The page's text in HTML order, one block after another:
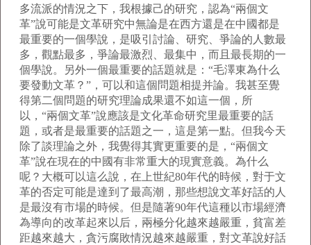
多流派的情況之下，我根據己的研究，認為“兩個文
革”說可能是文革研究中無論是在西方還是在中國都是
最重要的一個學說，是吸引討論、研究、爭論的人數最
多，觀點最多，爭論最激烈、最集中，而且最長期的一
個學說。另外一個最重要的話題就是：“毛澤東為什么
要發動文革？”，可以和這個問題相提并論。我甚至覺
得第二個問題的研究理論成果還不如這一個，所
以，“兩個文革”說應該是文化革命研究里最重要的話
題，或者是最重要的話題之一，這是第一點。但我今天
除了談理論之外，我覺得其實更重要的是，“兩個文
革”說在現在的中國有非常重大的現實意義。為什么
呢？大概可以這么說，在上世紀80年代的時候，對于文
革的否定可能是達到了最高潮，那些想說文革好話的人
是最沒有市場的時候。但是隨著90年代這種以市場經濟
為導向的改革起來以后，兩極分化越來越嚴重，貧富差
距越來越大，貪污腐敗情況越來越嚴重，對文革說好話